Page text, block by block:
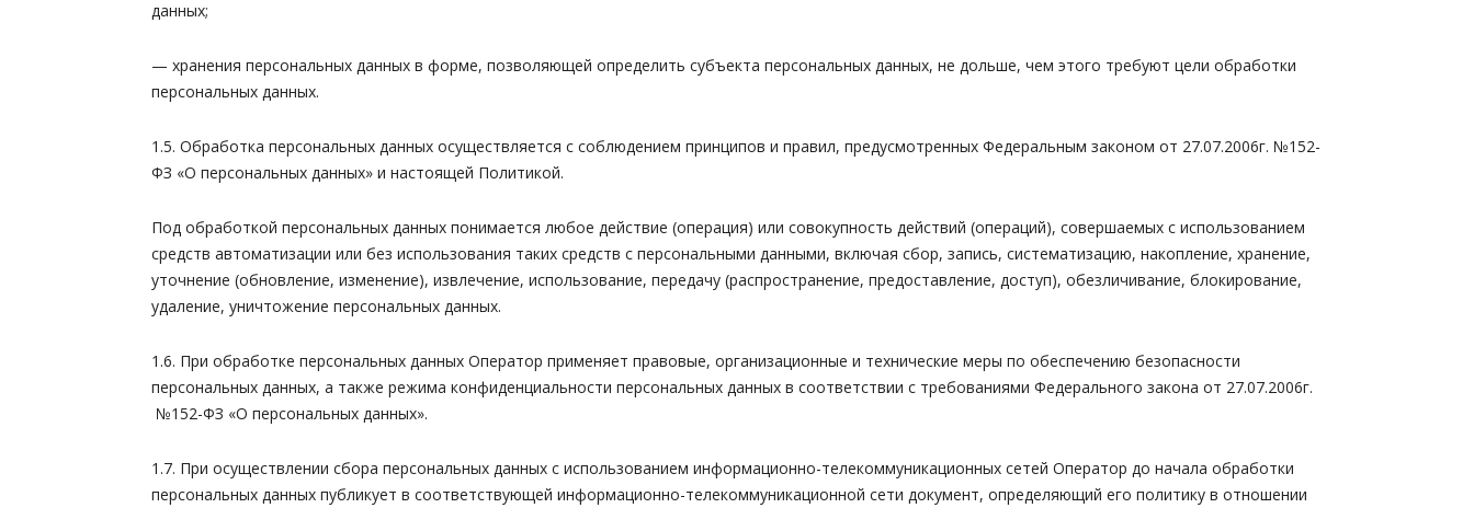
данных;
— хранения персональных данных в форме, позволяющей определить субъекта персональных данных, не дольше, чем этого требуют цели обработки
персональных данных.
1.5. Обработка персональных данных осуществляется с соблюдением принципов и правил, предусмотренных Федеральным законом от 27.07.2006г. №152-
ФЗ «О персональных данных» и настоящей Политикой.
Под обработкой персональных данных понимается любое действие (операция) или совокупность действий (операций), совершаемых с использованием
средств автоматизации или без использования таких средств с персональными данными, включая сбор, запись, систематизацию, накопление, хранение,
уточнение (обновление, изменение), извлечение, использование, передачу (распространение, предоставление, доступ), обезличивание, блокирование,
удаление, уничтожение персональных данных.
1.6. При обработке персональных данных Оператор применяет правовые, организационные и технические меры по обеспечению безопасности
персональных данных, а также режима конфиденциальности персональных данных в соответствии с требованиями Федерального закона от 27.07.2006г.
№152-ФЗ «О персональных данных».
1.7. При осуществлении сбора персональных данных с использованием информационно-телекоммуникационных сетей Оператор до начала обработки
персональных данных публикует в соответствующей информационно-телекоммуникационной сети документ, определяющий его политику в отношении